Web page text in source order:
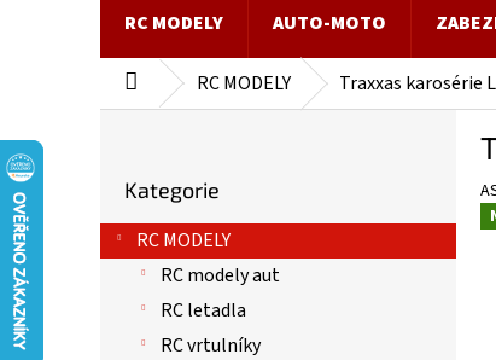
RC MODELY AUTO-MOTO
Domů RC MODELY Traxxas karosérie
r
a
kategorie
Kategorie
RC MODELY
RC modely aut
RC letadla
RC vrtulníky